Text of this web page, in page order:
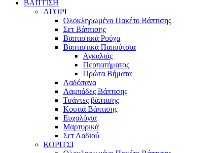
ΒΑΠΤΙΣΗ
ΑΓΟΡΙ
Ολοκληρωμένο Πακέτο Βάπτισης
Σετ Βάπτισης
Βαπτιστικά Ρούχα
Βαπτιστικά Παπούτσια
Αγκαλιάς
Περπατήματος
Πρώτα Βήματα
Λαδόπανα
Λαμπάδες Βάπτισης
Τσάντες βάπτισης
Κουτιά Βάπτισης
Ευχολόγια
Μαρτυρικά
Σετ Λαδιού
ΚΟΡΙΤΣΙ